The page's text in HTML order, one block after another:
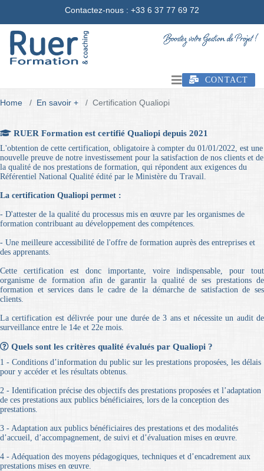
Contactez-nous : +33 6 37 77 69 72
CONTACT
Home En savoir + Certification Qualiopi
RUER Formation est certifié Qualiopi depuis 2021
L'obtention de cette certification, obligatoire à compter du 01/01/2022, est une
nouvelle preuve de notre investissement pour la satisfaction de nos clients et de
la qualité de nos prestations de formation, qui répondent aux exigences du
Référentiel National Qualité édité par le Ministère du Travail.
La certification Qualiopi permet :
- D'attester de la qualité du processus mis en œuvre par les organismes de
formation contribuant au développement des compétences.
- Une meilleure accessibilité de l'offre de formation auprès des entreprises et
des apprenants.
Cette certification est donc importante, voire indispensable, pour tout
organisme de formation afin de garantir la qualité de ses prestations de
formation et services dans le cadre de la démarche de satisfaction de ses
clients.
La certification est délivrée pour une durée de 3 ans et nécessite un audit de
surveillance entre le 14e et 22e mois.
Quels sont les critères qualité évalués par Qualiopi ?
1 - Conditions d’information du public sur les prestations proposées, les délais
pour y accéder et les résultats obtenus.
2 - Identification précise des objectifs des prestations proposées et l’adaptation
de ces prestations aux publics bénéficiaires, lors de la conception des
prestations.
3 - Adaptation aux publics bénéficiaires des prestations et des modalités
d’accueil, d’accompagnement, de suivi et d’évaluation mises en œuvre.
4 - Adéquation des moyens pédagogiques, techniques et d’encadrement aux
prestations mises en œuvre.